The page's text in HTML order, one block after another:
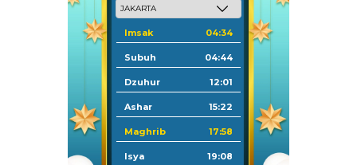
Imsak 04:34
Subuh 04:44
Dzuhur 12:01
Ashar 15:22
Maghrib 17:58
Isya 19:08